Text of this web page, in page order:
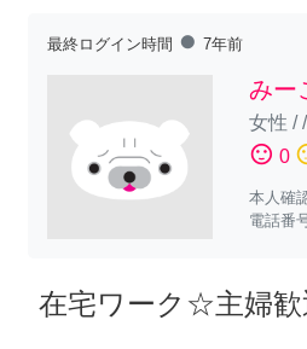
最終ログイン時間 fiber_manual_record 7年前
みー
女性 //
sentiment_satisfied 0
本人確
電話番
在宅ワーク☆主婦歓